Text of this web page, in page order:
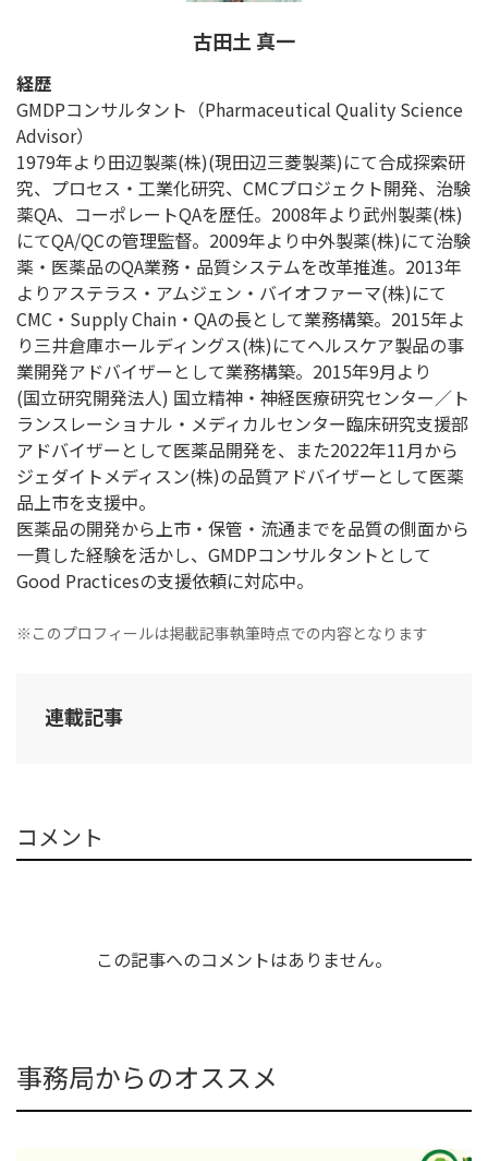
古田土 真一
経歴
GMDPコンサルタント（Pharmaceutical Quality Science
Advisor）
1979年より田辺製薬(株)(現田辺三菱製薬)にて合成探索研
究、プロセス・工業化研究、CMCプロジェクト開発、治験
薬QA、コーポレートQAを歴任。2008年より武州製薬(株)
にてQA/QCの管理監督。2009年より中外製薬(株)にて治験
薬・医薬品のQA業務・品質システムを改革推進。2013年
よりアステラス・アムジェン・バイオファーマ(株)にて
CMC・Supply Chain・QAの長として業務構築。2015年よ
り三井倉庫ホールディングス(株)にてヘルスケア製品の事
業開発アドバイザーとして業務構築。2015年9月より
(国立研究開発法人) 国立精神・神経医療研究センター／ト
ランスレーショナル・メディカルセンター臨床研究支援部
アドバイザーとして医薬品開発を、また2022年11月から
ジェダイトメディスン(株)の品質アドバイザーとして医薬
品上市を支援中。
医薬品の開発から上市・保管・流通までを品質の側面から
一貫した経験を活かし、GMDPコンサルタントとして
Good Practicesの支援依頼に対応中。
※このプロフィールは掲載記事執筆時点での内容となります
連載記事
コメント
この記事へのコメントはありません。
事務局からのオススメ